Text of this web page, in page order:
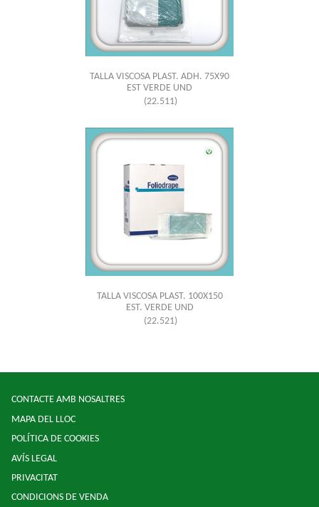
TALLA VISCOSA PLAST. ADH. 75X90
EST VERDE UND
(22.511)
TALLA VISCOSA PLAST. 100X150
EST. VERDE UND
(22.521)
CONTACTE AMB NOSALTRES
MAPA DEL LLOC
POLÍTICA DE COOKIES
AVÍS LEGAL
PRIVACITAT
CONDICIONS DE VENDA